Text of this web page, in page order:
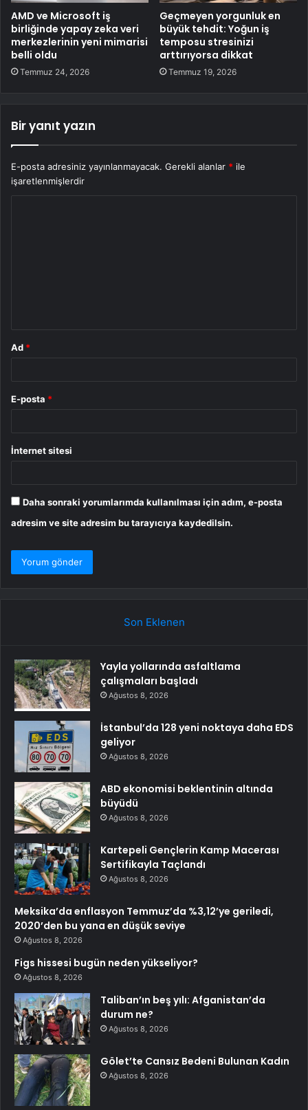
AMD ve Microsoft iş
birliğinde yapay zeka veri
merkezlerinin yeni mimarisi
belli oldu
Temmuz 24, 2026
Geçmeyen yorgunluk en
büyük tehdit: Yoğun iş
temposu stresinizi
arttırıyorsa dikkat
Temmuz 19, 2026
Bir yanıt yazın
E-posta adresiniz yayınlanmayacak. Gerekli alanlar * ile
işaretlenmişlerdir
Ad *
E-posta *
İnternet sitesi
Daha sonraki yorumlarımda kullanılması için adım, e-posta
adresim ve site adresim bu tarayıcıya kaydedilsin.
Son Eklenen
Yayla yollarında asfaltlama
çalışmaları başladı
Ağustos 8, 2026
İstanbul’da 128 yeni noktaya daha EDS
geliyor
Ağustos 8, 2026
ABD ekonomisi beklentinin altında
büyüdü
Ağustos 8, 2026
Kartepeli Gençlerin Kamp Macerası
Sertifikayla Taçlandı
Ağustos 8, 2026
Meksika’da enflasyon Temmuz’da %3,12’ye geriledi,
2020’den bu yana en düşük seviye
Ağustos 8, 2026
Figs hissesi bugün neden yükseliyor?
Ağustos 8, 2026
Taliban’ın beş yılı: Afganistan’da
durum ne?
Ağustos 8, 2026
Gölet’te Cansız Bedeni Bulunan Kadın
Ağustos 8, 2026